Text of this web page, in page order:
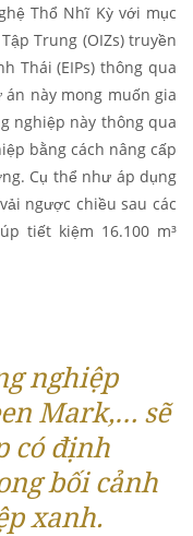
Thổ Nhĩ Kỳ với mục
Trung (OIZs) truyền
Thái (EIPs) thông qua
này mong muốn gia
nghiệp này thông qua
bằng cách nâng cấp
Cụ thể như áp dụng
ngược chiều sau các
tiết kiệm 16.100 m³
nghiệp
Mark,… sẽ
có định
bối cảnh
xanh.